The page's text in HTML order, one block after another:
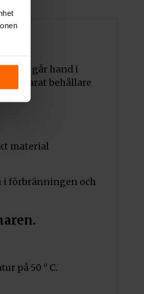
går hand i
separat behållare
material
i förbränningen och
på 50 ° C.